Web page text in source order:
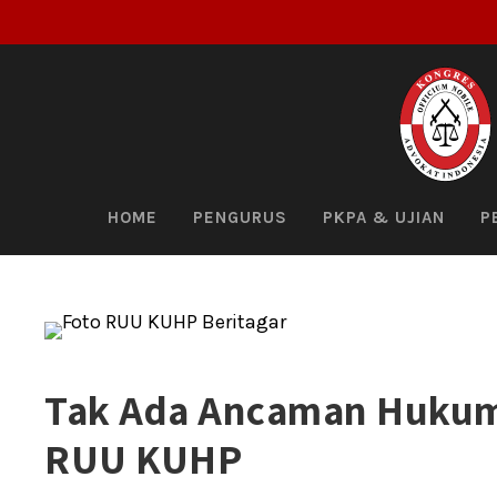
HOME PENGURUS PKPA & UJIAN
Tak Ada Ancaman
RUU KUHP